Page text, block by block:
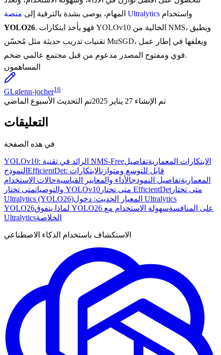
المهام، يوصى بشدة بالترقية إلى منصة Ultralytics واستخدام
YOLO26. فهو يأخذ ابتكارات YOLOv10 الخالية من NMS، ويطبق
تقنيات تدريب حديثة مثل مُحسّن MuSGD، ويغلفها في إطار عمل
قوي ومفتوح المصدر مدعوم من قبل مجتمع عالمي ضخم.
المساهمون
GLglenn-jocher16
تم الإنشاء 27 يناير 2025 تم التحديث الأسبوع الماضي
التعليقات
في هذه الصفحة
YOLOv10: الرائد في تقنية NMS-Free الابتكارات المعماريةتفاصيل
النموذج
EfficientDet: قابل للتوسع ومتوازنالابتكارات
المعماريةتفاصيل النموذجالأداء والمعايير القياسيةحالات الاستخدام
والتوصيات متى تختار YOLOv10 متى تختار EfficientDet متى تختار
Ultralytics (YOLO26)المعيار الحديث: دخول Ultralytics
YOLO26
لماذا يتفوق YOLO26 على المنافسةسهولة الاستخدام مع
Ultralyticsالخلاصة
الاستكشاف باستخدام الذكاء الاصطناعي